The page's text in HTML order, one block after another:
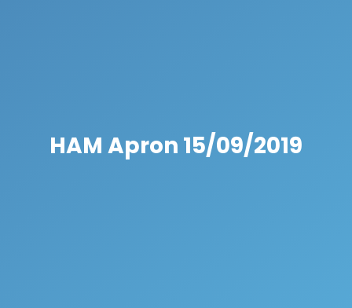
HAM Apron 15/09/2019